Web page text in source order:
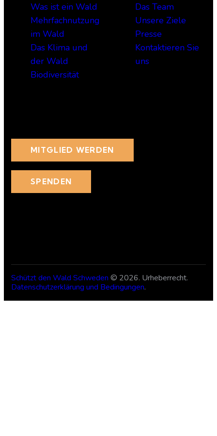
Was ist ein Wald
Mehrfachnutzung
im Wald
Das Klima und
der Wald
Biodiversität
Das Team
Unsere Ziele
Presse
Kontaktieren Sie
uns
MITGLIED WERDEN
SPENDEN
Schützt den Wald Schweden © 2026. Urheberrecht.
Datenschutzerklärung und Bedingungen.